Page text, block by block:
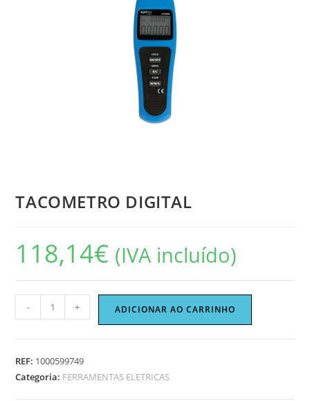
TACOMETRO DIGITAL
118,14€ (IVA incluído)
Quantidade
de
- + ADICIONAR AO CARRINHO
REF: 1000599749
Categoria: FERRAMENTAS ELETRICAS